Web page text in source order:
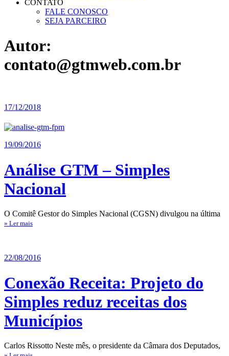
CONTATO
FALE CONOSCO
SEJA PARCEIRO
Autor:
contato@gtmweb.com.br
17/12/2018
19/09/2016
Análise GTM – Simples
Nacional
O Comitê Gestor do Simples Nacional (CGSN) divulgou na última
» Ler mais
22/08/2016
Conexão Receita: Projeto do
Simples reduz receitas dos
Municípios
Carlos Rissotto Neste mês, o presidente da Câmara dos Deputados,